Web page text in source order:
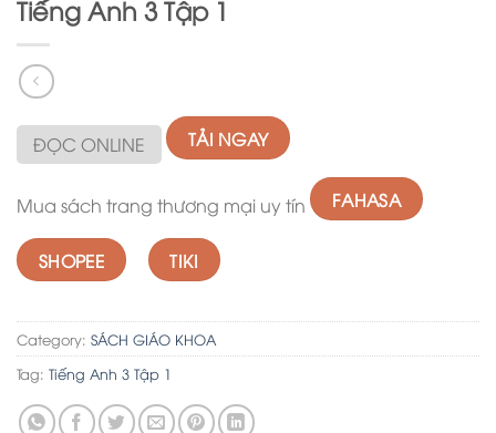
Tiếng Anh 3 Tập 1
ĐỌC ONLINE TẢI NGAY
Mua sách trang thương mại uy tín FAHASA
SHOPEE TIKI
Category: SÁCH GIÁO KHOA
Tag: Tiếng Anh 3 Tập 1